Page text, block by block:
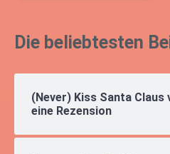
Die beliebtesten
(Never) Kiss Santa Claus
eine Rezension